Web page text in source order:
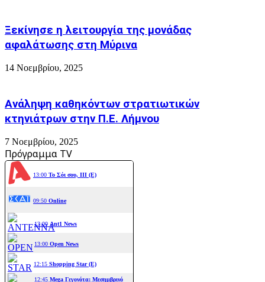
Ξεκίνησε η λειτουργία της μονάδας
αφαλάτωσης στη Μύρινα
14 Νοεμβρίου, 2025
Ανάληψη καθηκόντων στρατιωτικών
κτηνιάτρων στην Π.Ε. Λήμνου
7 Νοεμβρίου, 2025
Πρόγραμμα TV